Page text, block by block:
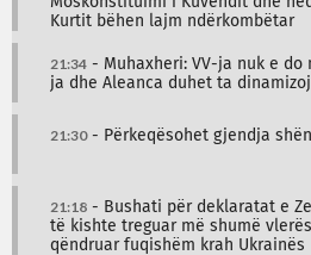
Kurtit bëhen lajm ndërkombëtar
21:34 - Muhaxheri: VV-ja nuk e do
ja dhe Aleanca duhet ta
21:30- Përkeqësohet gjendja
21:18 - Bushati për deklaratat e
të kishte treguar më shumë
qëndruar fuqishëm krah Ukrainës